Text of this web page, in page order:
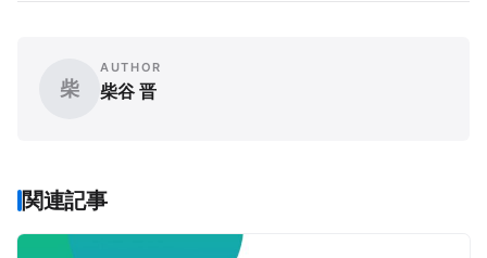
柴
AUTHOR
柴谷 晋
関連記事